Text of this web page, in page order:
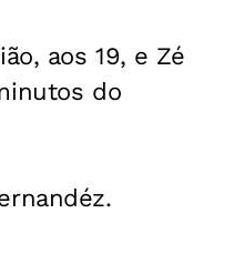
aos 19, e Zé
do